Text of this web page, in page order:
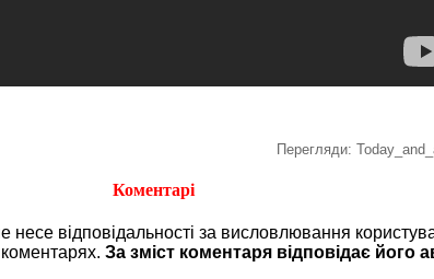
Перегляди:
Коментарі
несе відповідальності за висловлювання
За зміст коментаря відповідає його